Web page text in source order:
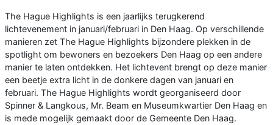
The Hague Highlights is een jaarlijks terugkerend
lichtevenement in januari/februari in Den Haag. Op verschillende
manieren zet The Hague Highlights bijzondere plekken in de
spotlight om bewoners en bezoekers Den Haag op een andere
manier te laten ontdekken. Het lichtevent brengt op deze manier
een beetje extra licht in de donkere dagen van januari en
februari. The Hague Highlights wordt georganiseerd door
Spinner & Langkous, Mr. Beam en Museumkwartier Den Haag en
is mede mogelijk gemaakt door de Gemeente Den Haag.